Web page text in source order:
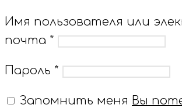
Имя пользователя или
почта *
Пароль *
Запомнить меня Вы